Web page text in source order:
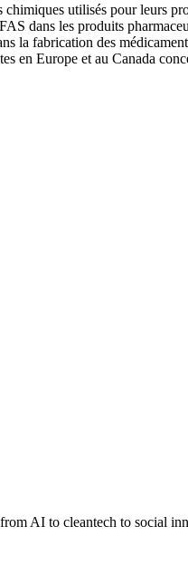
utilisés pour leurs
dans les produits
la fabrication des
en Europe et au Canada
AI to cleantech to social